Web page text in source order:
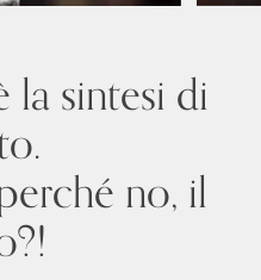
la sintesi di
no, il